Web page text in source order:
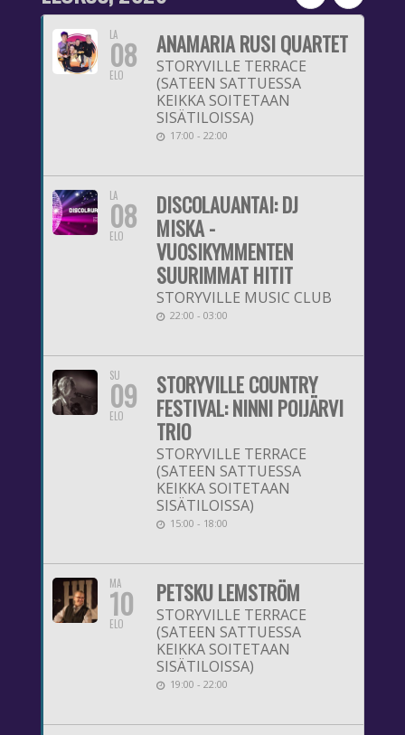
LA
08
ELO
ANAMARIA RUSI QUARTET
STORYVILLE TERRACE
(SATEEN SATTUESSA
KEIKKA SOITETAAN
SISÄTILOISSA)
17:00 - 22:00
LA
08
ELO
DISCOLAUANTAI: DJ
MISKA -
VUOSIKYMMENTEN
SUURIMMAT HITIT
STORYVILLE MUSIC CLUB
22:00 - 03:00
SU
09
ELO
STORYVILLE COUNTRY
FESTIVAL: NINNI POIJÄRVI
TRIO
STORYVILLE TERRACE
(SATEEN SATTUESSA
KEIKKA SOITETAAN
SISÄTILOISSA)
15:00 - 18:00
MA
10
ELO
PETSKU LEMSTRÖM
STORYVILLE TERRACE
(SATEEN SATTUESSA
KEIKKA SOITETAAN
SISÄTILOISSA)
19:00 - 22:00